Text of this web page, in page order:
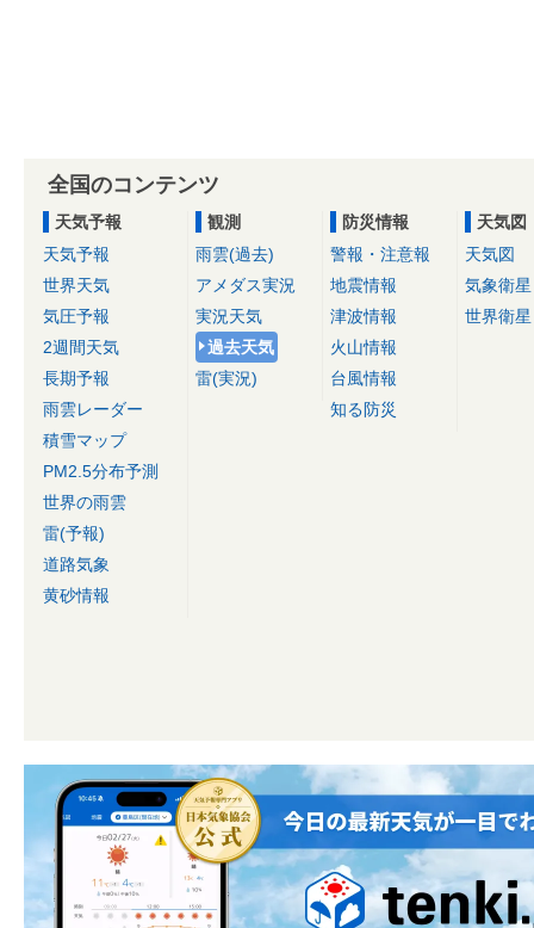
全国のコンテンツ
天気予報
天気予報
世界天気
気圧予報
2週間天気
長期予報
雨雲レーダー
積雪マップ
PM2.5分布予測
世界の雨雲
雷(予報)
道路気象
黄砂情報
観測
雨雲(過去)
アメダス実況
実況天気
過去天気
雷(実況)
防災情報
警報・注意報
地震情報
津波情報
火山情報
台風情報
知る防災
天気図
天気図
気象衛星
世界衛星